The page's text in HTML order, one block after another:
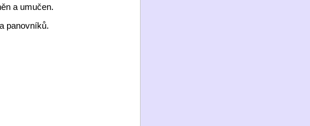
a umučen.
panovníků.